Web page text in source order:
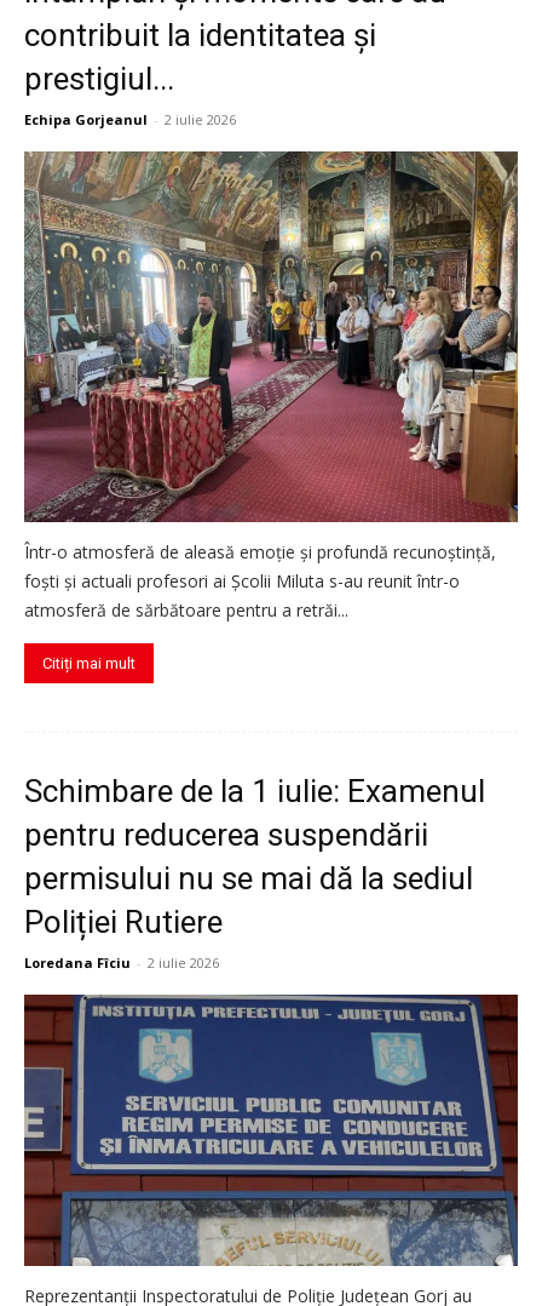
contribuit la identitatea și
prestigiul...
Echipa Gorjeanul - 2 iulie 2026
Într-o atmosferă de aleasă emoție și profundă recunoștință,
foști și actuali profesori ai Școlii Miluta s-au reunit într-o
atmosferă de sărbătoare pentru a retrăi...
Citiți mai mult
Schimbare de la 1 iulie: Examenul
pentru reducerea suspendării
permisului nu se mai dă la sediul
Poliției Rutiere
Loredana Fîciu - 2 iulie 2026
Reprezentanții Inspectoratului de Poliție Județean Gorj au